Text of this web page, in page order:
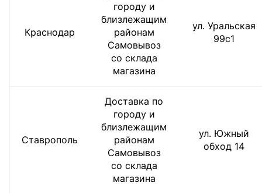
Краснодар
городу и
близлежащим
районам
Самовывоз
со склада
магазина
ул. Уральская
99с1
Ставрополь
Доставка по
городу и
близлежащим
районам
Самовывоз
со склада
магазина
ул. Южный
обход 14